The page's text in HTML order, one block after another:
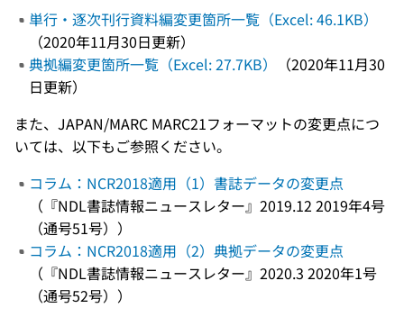
単行・逐次刊行資料編変更箇所一覧（Excel: 46.1KB）
（2020年11月30日更新）
典拠編変更箇所一覧（Excel: 27.7KB）
（2020年11月30
日更新）
また、JAPAN/MARC MARC21フォーマットの変更点につ
いては、以下もご参照ください。
コラム：NCR2018適用（1）書誌データの変更点
（『NDL書誌情報ニュースレター』2019.12 2019年4号
（通号51号））
コラム：NCR2018適用（2）典拠データの変更点
（『NDL書誌情報ニュースレター』2020.3 2020年1号
（通号52号））